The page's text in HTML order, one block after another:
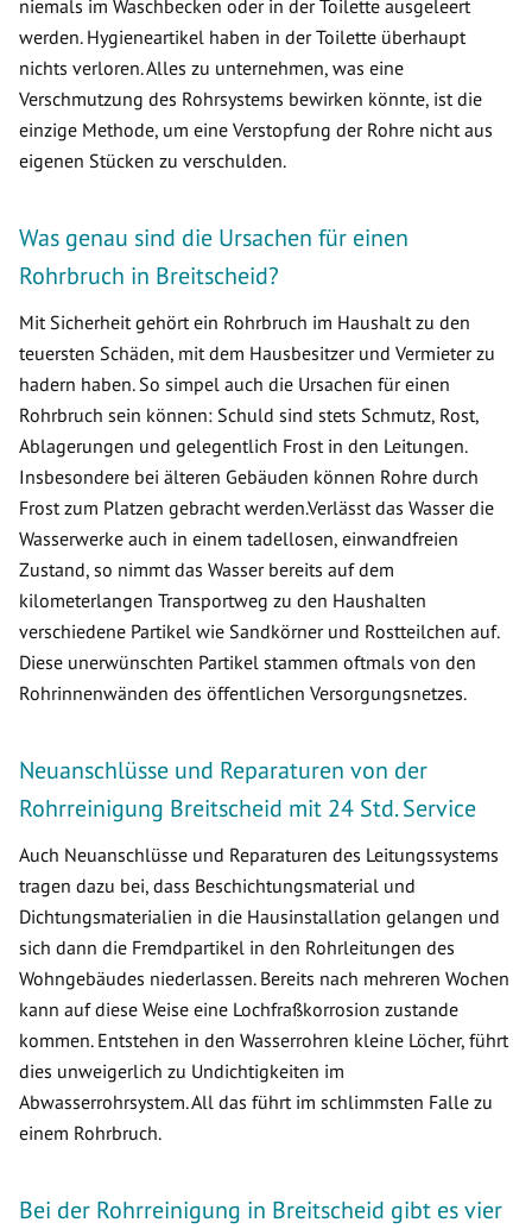
niemals im Waschbecken oder in der Toilette ausgeleert
werden. Hygieneartikel haben in der Toilette überhaupt
nichts verloren. Alles zu unternehmen, was eine
Verschmutzung des Rohrsystems bewirken könnte, ist die
einzige Methode, um eine Verstopfung der Rohre nicht aus
eigenen Stücken zu verschulden.
Was genau sind die Ursachen für einen
Rohrbruch in Breitscheid?
Mit Sicherheit gehört ein Rohrbruch im Haushalt zu den
teuersten Schäden, mit dem Hausbesitzer und Vermieter zu
hadern haben. So simpel auch die Ursachen für einen
Rohrbruch sein können: Schuld sind stets Schmutz, Rost,
Ablagerungen und gelegentlich Frost in den Leitungen.
Insbesondere bei älteren Gebäuden können Rohre durch
Frost zum Platzen gebracht werden.Verlässt das Wasser die
Wasserwerke auch in einem tadellosen, einwandfreien
Zustand, so nimmt das Wasser bereits auf dem
kilometerlangen Transportweg zu den Haushalten
verschiedene Partikel wie Sandkörner und Rostteilchen auf.
Diese unerwünschten Partikel stammen oftmals von den
Rohrinnenwänden des öffentlichen Versorgungsnetzes.
Neuanschlüsse und Reparaturen von der
Rohrreinigung Breitscheid mit 24 Std. Service
Auch Neuanschlüsse und Reparaturen des Leitungssystems
tragen dazu bei, dass Beschichtungsmaterial und
Dichtungsmaterialien in die Hausinstallation gelangen und
sich dann die Fremdpartikel in den Rohrleitungen des
Wohngebäudes niederlassen. Bereits nach mehreren Wochen
kann auf diese Weise eine Lochfraßkorrosion zustande
kommen. Entstehen in den Wasserrohren kleine Löcher, führt
dies unweigerlich zu Undichtigkeiten im
Abwasserrohrsystem. All das führt im schlimmsten Falle zu
einem Rohrbruch.
Bei der Rohrreinigung in Breitscheid gibt es vier